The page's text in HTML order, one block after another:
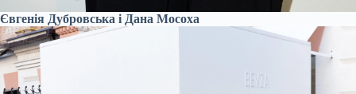
Євгенія Дубровська і Дана Мосоха